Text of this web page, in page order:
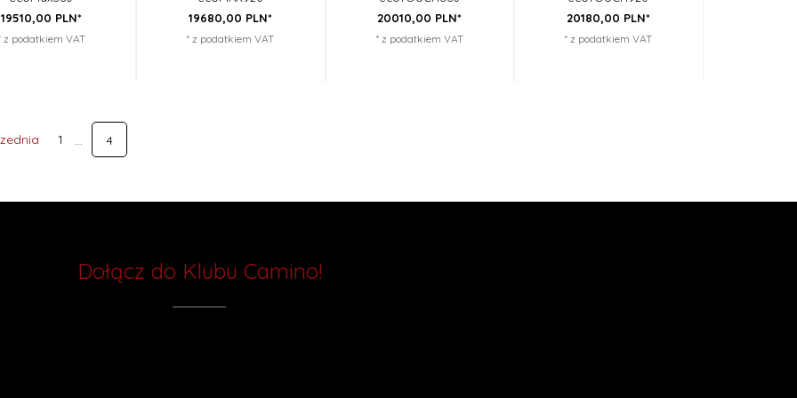
19510,00 PLN*
z podatkiem VAT
19680,00 PLN*
* z podatkiem VAT
20010,00 PLN*
* z podatkiem VAT
20180,00 PLN*
* z podatkiem VAT
1 4
Dołącz do Klubu Camino!